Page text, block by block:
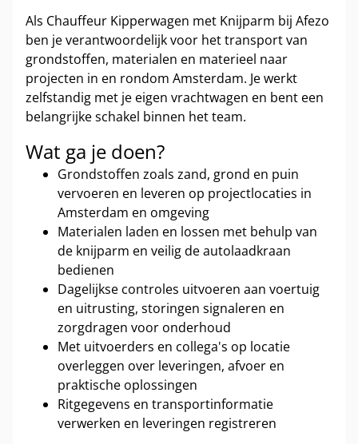
Als Chauffeur Kipperwagen met Knijparm bij Afezo
ben je verantwoordelijk voor het transport van
grondstoffen, materialen en materieel naar
projecten in en rondom Amsterdam. Je werkt
zelfstandig met je eigen vrachtwagen en bent een
belangrijke schakel binnen het team.
Wat ga je doen?
Grondstoffen zoals zand, grond en puin
vervoeren en leveren op projectlocaties in
Amsterdam en omgeving
Materialen laden en lossen met behulp van
de knijparm en veilig de autolaadkraan
bedienen
Dagelijkse controles uitvoeren aan voertuig
en uitrusting, storingen signaleren en
zorgdragen voor onderhoud
Met uitvoerders en collega's op locatie
overleggen over leveringen, afvoer en
praktische oplossingen
Ritgegevens en transportinformatie
verwerken en leveringen registreren